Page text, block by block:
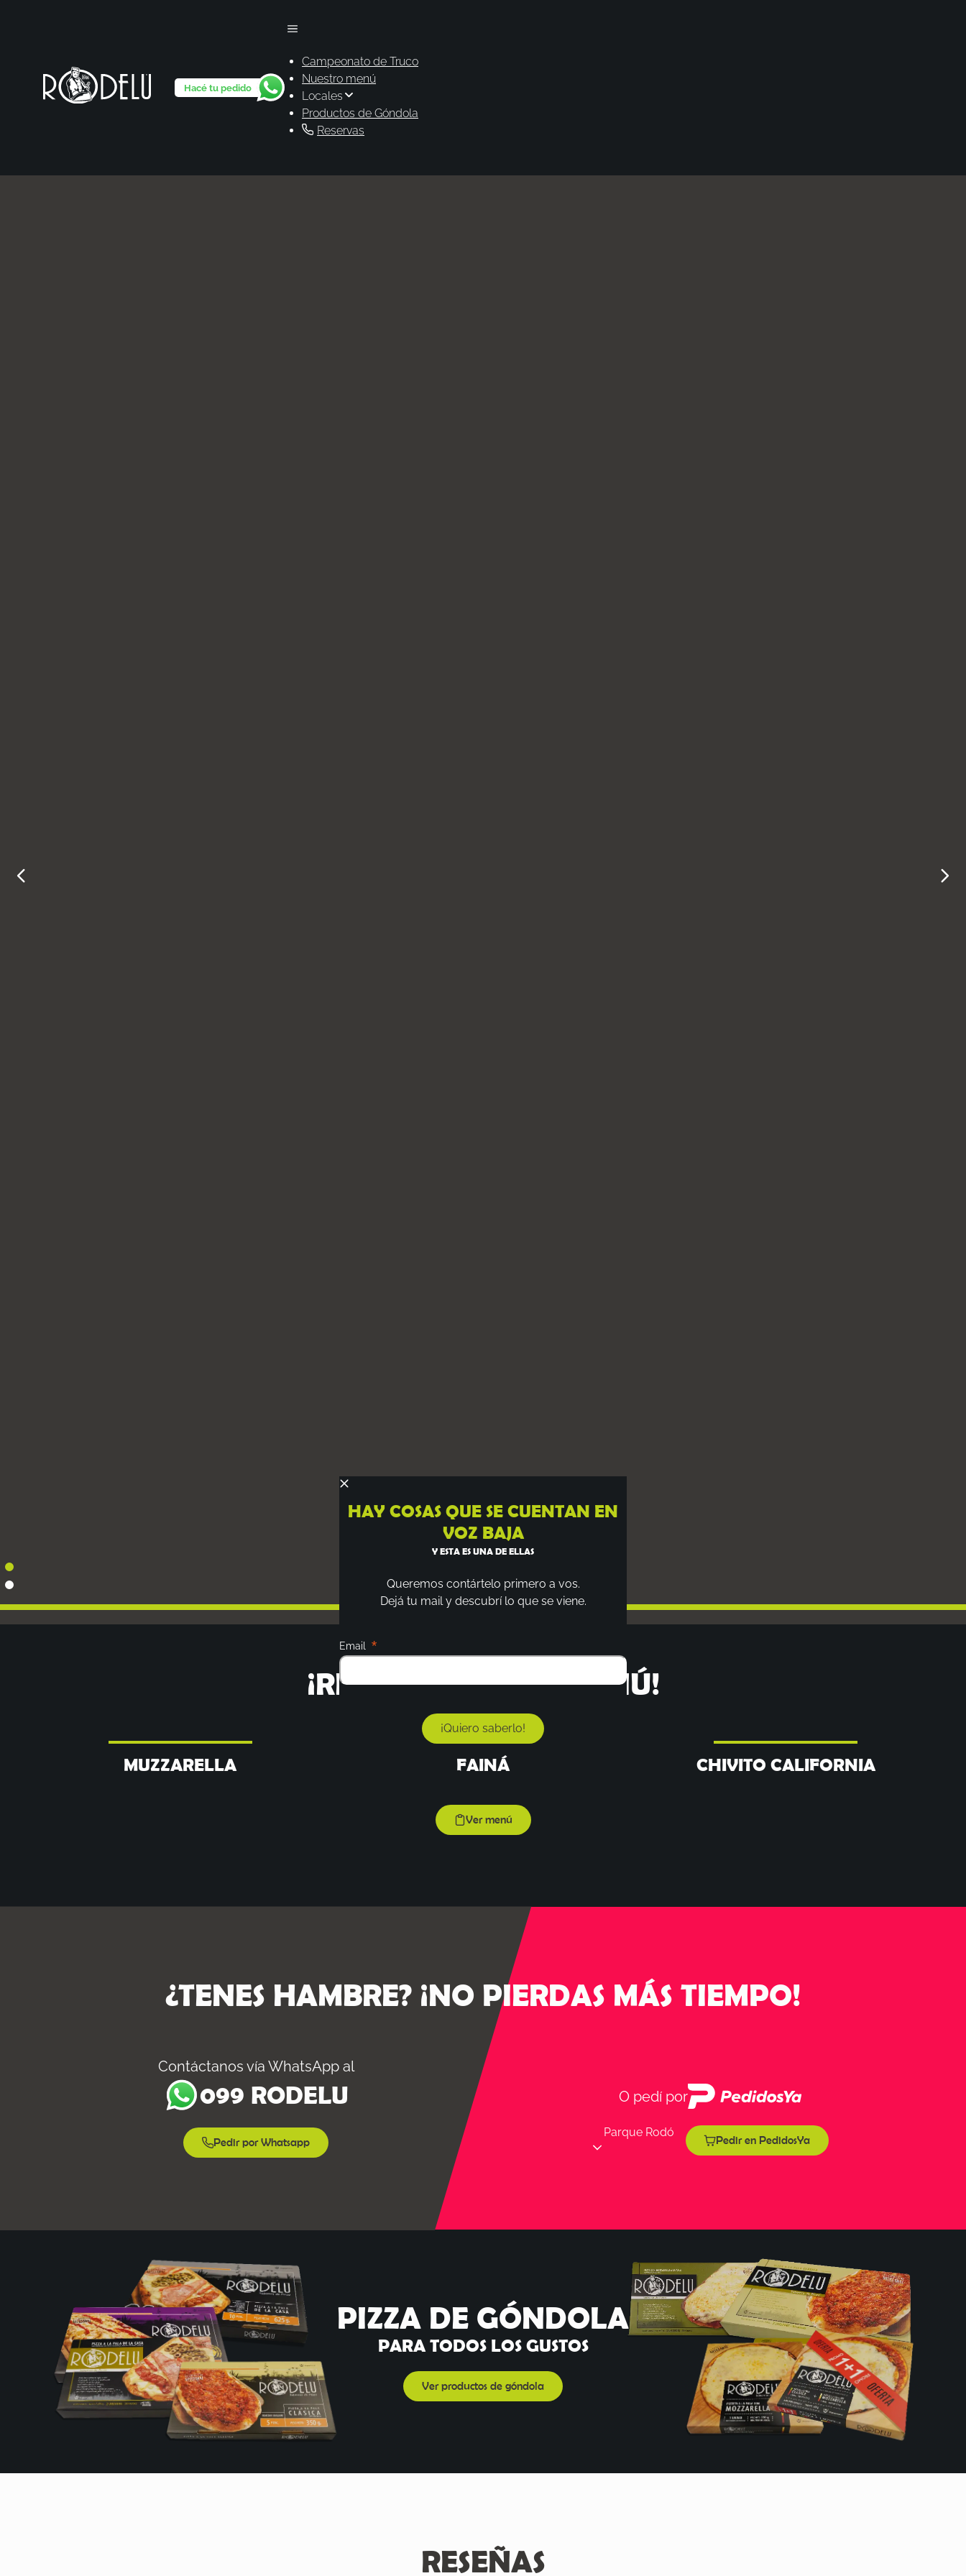
Hacé tu pedido
Campeonato de Truco
Nuestro menú
Locales
Productos de Góndola
Reservas
¡REVISÁ NUESTRO MENÚ!
MUZZARELLA FAINÁ CHIVITO CALIFORNIA
Ver menú
¿TENES HAMBRE? ¡NO PIERDAS MÁS TIEMPO!
Contáctanos vía WhatsApp al
099 RODELU
Pedir por Whatsapp
O pedí por
Parque Rodó
Pedir en PedidosYa
PIZZA DE GÓNDOLA
PARA TODOS LOS GUSTOS
Ver productos de góndola
RESEÑAS
HAY COSAS QUE SE CUENTAN EN
VOZ BAJA
Y ESTA ES UNA DE ELLAS
Queremos contártelo primero a vos.
Dejá tu mail y descubrí lo que se viene.
Email
¡Quiero saberlo!